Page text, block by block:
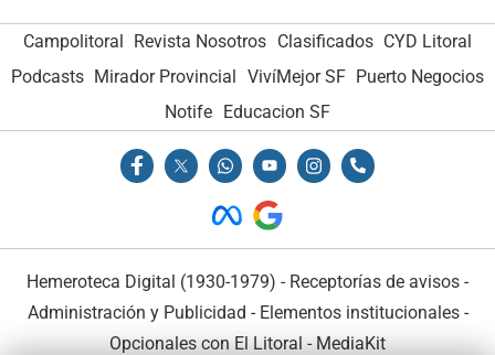
Campolitoral Revista Nosotros Clasificados CYD Litoral
Podcasts Mirador Provincial VivíMejor SF Puerto Negocios
Notife
Educacion SF
Hemeroteca Digital (1930-1979) - Receptorías de avisos -
Administración y Publicidad - Elementos institucionales-
Opcionales con El Litoral - MediaKit